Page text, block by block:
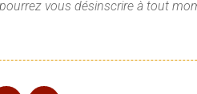
vous désinscrire à tout